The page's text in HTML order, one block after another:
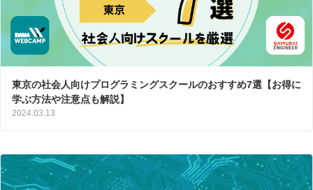
東京の社会人向けプログラミングスクールのおすすめ7選【お得に
学ぶ方法や注意点も解説】
2024.03.13